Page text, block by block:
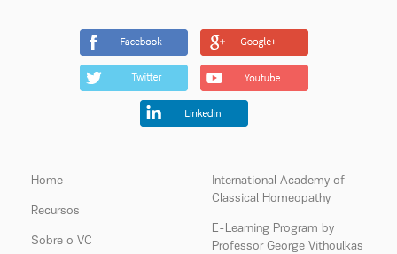
Home
Recursos
Sobre o VC
International Academy of
Classical Homeopathy
E-Learning Program by
Professor George Vithoulkas